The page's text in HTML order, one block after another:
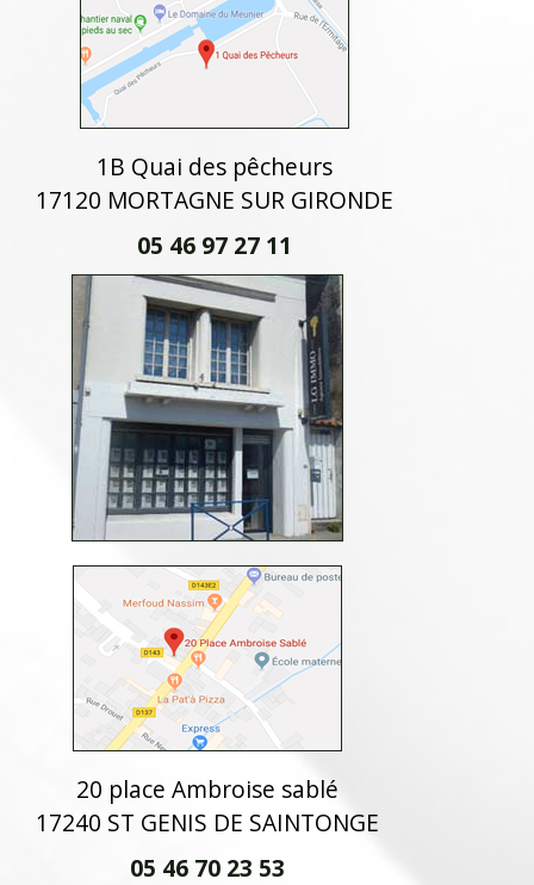
1B Quai des pêcheurs
17120 MORTAGNE SUR GIRONDE
05 46 97 27 11
20 place Ambroise sablé
17240 ST GENIS DE SAINTONGE
05 46 70 23 53